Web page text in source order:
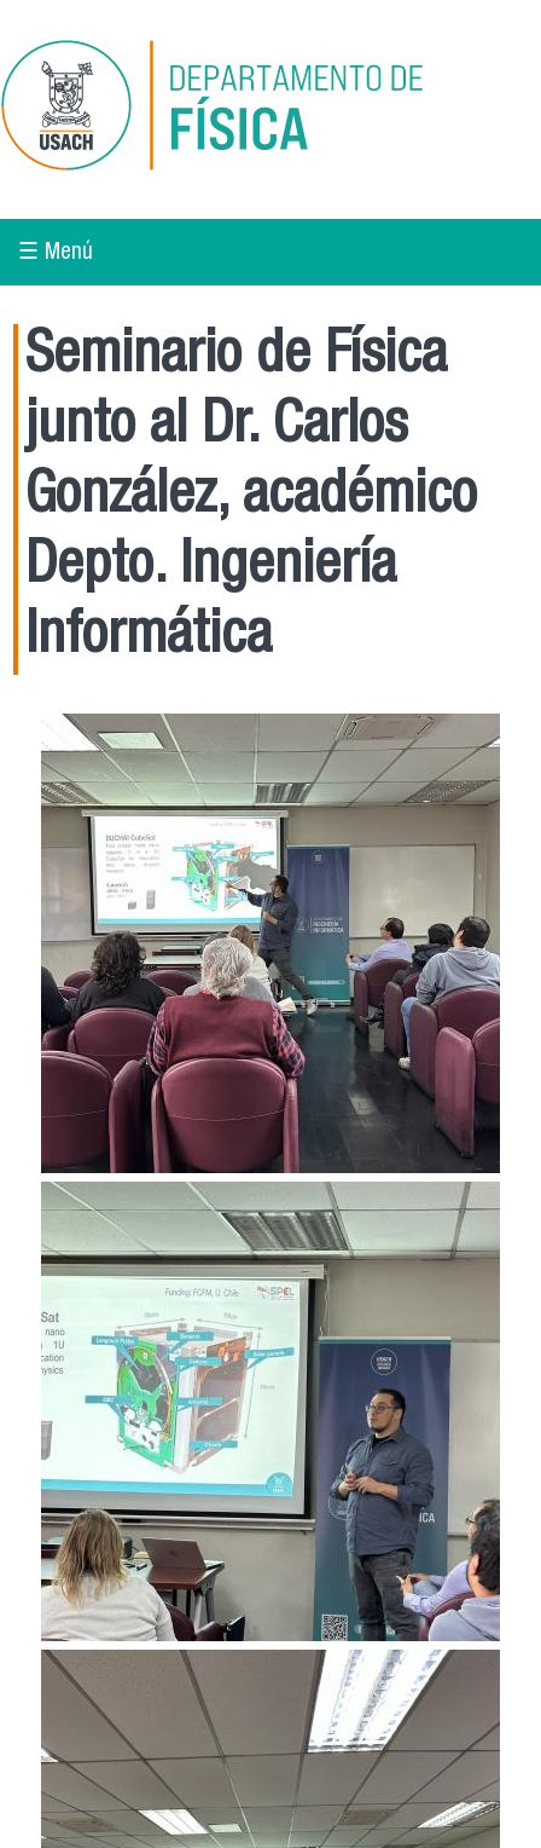
☰ Menú
Seminario de Física
junto al Dr. Carlos
González, académico
Depto. Ingeniería
Informática